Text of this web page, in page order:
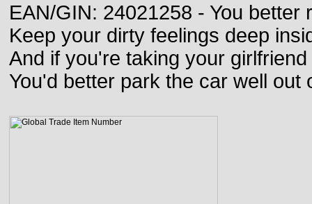
EAN/GIN: 24021258 - You better
Keep your dirty feelings deep
And if you're taking your
You'd better park the car well out